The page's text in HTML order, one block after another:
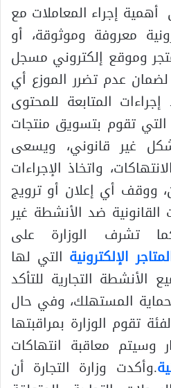
أهمية إجراء المعاملات مع
معروفة وموثوقة، أو
وموقع إلكتروني مسجل
عدم تضرر الموزع أي
المتابعة للمحتوى
تقوم بتسويق منتجات
غير قانوني، ويسعى
واتخاذ الإجراءات
ووقف أي إعلان أو ترويج
القانونية ضد الأنشطة غير
تشرف الوزارة على
الإلكترونية التي لها
التجارية للتأكد
المستهلك، وفي حال
تقوم الوزارة بمراقبتها
وسيتم معاقبة انتهاكات
.وأكدت وزارة التجارة أن